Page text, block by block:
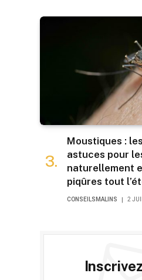
Moustiques :
astuces pour
naturellement
piqûres tout
CONSEILSMALINS 2